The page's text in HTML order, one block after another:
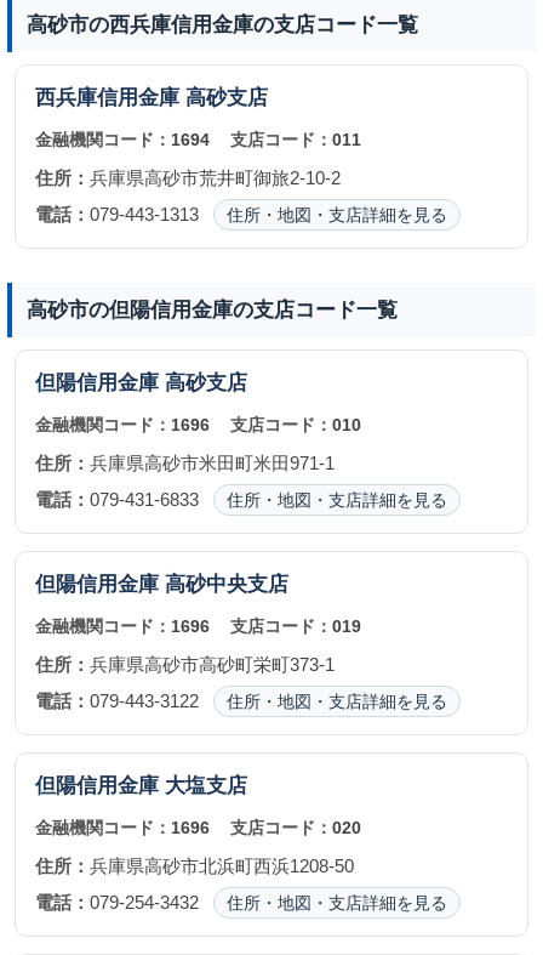
高砂市の西兵庫信用金庫の支店コード一覧
西兵庫信用金庫 高砂支店
金融機関コード： 1694 支店コード：011
住所： 兵庫県高砂市荒井町御旅2-10-2
電話： 079-443-1313 住所・地図・支店詳細を見る
高砂市の但陽信用金庫の支店コード一覧
但陽信用金庫 高砂支店
金融機関コード： 1696 支店コード：010
住所： 兵庫県高砂市米田町米田971-1
電話： 079-431-6833 住所・地図・支店詳細を見る
但陽信用金庫 高砂中央支店
金融機関コード： 1696 支店コード：019
住所： 兵庫県高砂市高砂町栄町373-1
電話： 079-443-3122 住所・地図・支店詳細を見る
但陽信用金庫 大塩支店
金融機関コード： 1696 支店コード：020
住所： 兵庫県高砂市北浜町西浜1208-50
電話： 079-254-3432 住所・地図・支店詳細を見る